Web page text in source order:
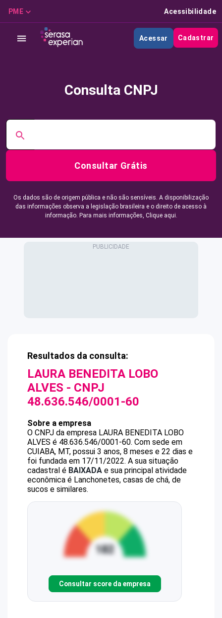
PME Acessibilidade
Acessar Cadastrar
Consulta CNPJ
Consultar Grátis
Os dados são de origem pública e não são sensíveis. A disponibilização
das informações observa a legislação brasileira e o direito de acesso à
informação. Para mais informações, Clique aqui.
Resultados da consulta:
LAURA BENEDITA LOBO
ALVES - CNPJ
48.636.546/0001-60
Sobre a empresa
O CNPJ da empresa LAURA BENEDITA LOBO
ALVES é 48.636.546/0001-60. Com sede em
CUIABA, MT, possui 3 anos, 8 meses e 22 dias e
foi fundada em 17/11/2022. A sua situação
cadastral é BAIXADA e sua principal atividade
econômica é Lanchonetes, casas de chá, de
sucos e similares.
Consultar score da empresa